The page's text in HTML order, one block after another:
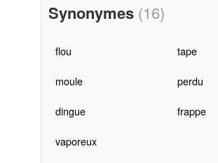
Synonymes (16)
flou tape
moule perdu
dingue frappe
vaporeux